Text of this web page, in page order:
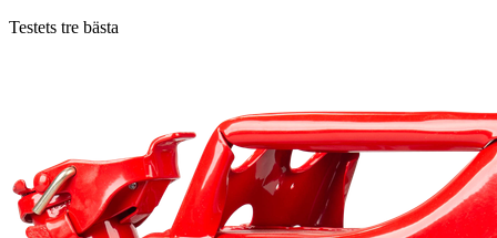
Testets tre bästa